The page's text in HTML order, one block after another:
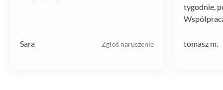
Sara Zgłoś naruszenie
tygodnie,
tomasz m.